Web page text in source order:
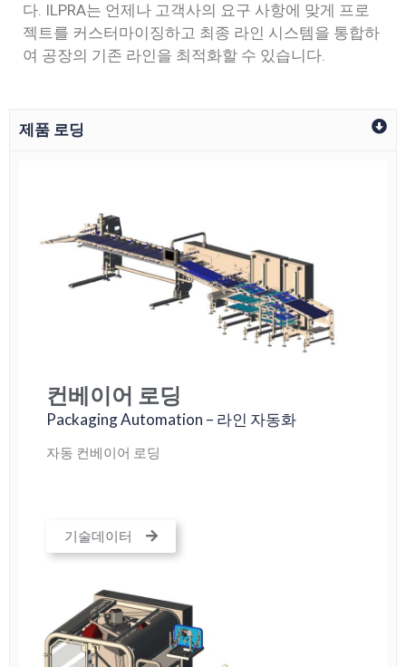
다. ILPRA는 언제나 고객사의 요구 사항에 맞게 프로
젝트를 커스터마이징하고 최종 라인 시스템을 통합하
여 공장의 기존 라인을 최적화할 수 있습니다.
제품 로딩
컨베이어 로딩
Packaging Automation – 라인 자동화
자동 컨베이어 로딩
기술데이터